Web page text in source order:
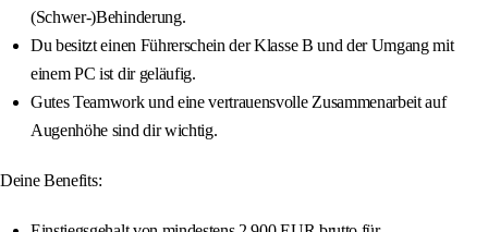
(Schwer-)Behinderung.
Du besitzt einen Führerschein der Klasse B und der Umgang mit
einem PC ist dir geläufig.
Gutes Teamwork und eine vertrauensvolle Zusammenarbeit auf
Augenhöhe sind dir wichtig.
Deine Benefits: